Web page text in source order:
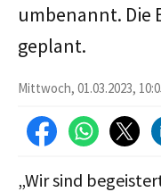
umbenannt. Die
geplant.
Mittwoch, 01.03.2023,
„Wir sind